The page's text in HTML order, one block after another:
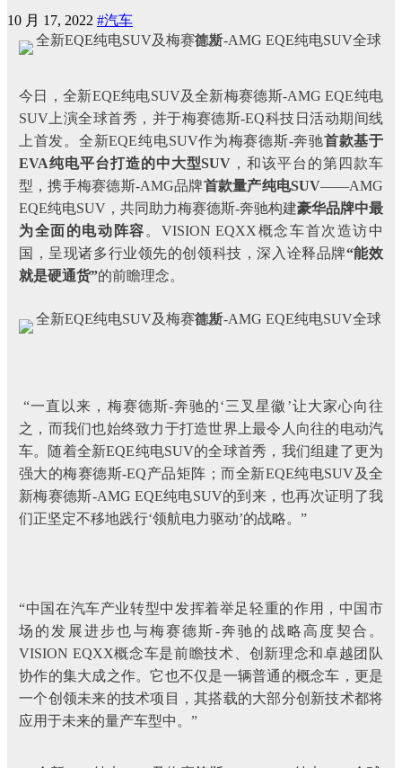
10 月 17, 2022 #汽车
今日，全新EQE纯电SUV及全新梅赛德斯-AMG EQE纯电
SUV上演全球首秀，并于梅赛德斯-EQ科技日活动期间线
上首发。全新EQE纯电SUV作为梅赛德斯-奔驰首款基于
EVA纯电平台打造的中大型SUV ，和该平台的第四款车
型，携手梅赛德斯-AMG品牌首款量产纯电SUV——AMG
EQE纯电SUV，共同助力梅赛德斯-奔驰构建豪华品牌中最
为全面的电动阵容 。VISION EQXX概念车首次造访中
国，呈现诸多行业领先的创领科技，深入诠释品牌“能效
就是硬通货”的前瞻理念。
“一直以来，梅赛德斯-奔驰的‘三叉星徽’让大家心向往
之，而我们也始终致力于打造世界上最令人向往的电动汽
车。随着全新EQE纯电SUV的全球首秀，我们组建了更为
强大的梅赛德斯-EQ产品矩阵；而全新EQE纯电SUV及全
新梅赛德斯-AMG EQE纯电SUV的到来，也再次证明了我
们正坚定不移地践行‘领航电力驱动’的战略。”
“中国在汽车产业转型中发挥着举足轻重的作用，中国市
场的发展进步也与梅赛德斯-奔驰的战略高度契合。
VISION EQXX概念车是前瞻技术、创新理念和卓越团队
协作的集大成之作。它也不仅是一辆普通的概念车，更是
一个创领未来的技术项目，其搭载的大部分创新技术都将
应用于未来的量产车型中。”